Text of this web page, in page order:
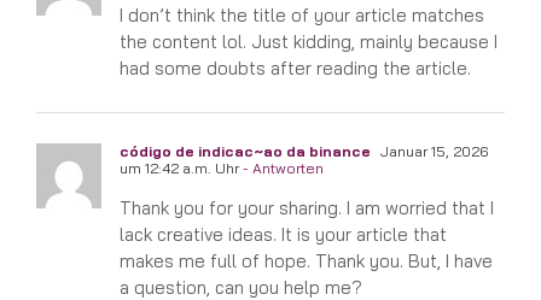
I don’t think the title of your article matches
the content lol. Just kidding, mainly because I
had some doubts after reading the article.
código de indicac~ao da binance Januar 15, 2026
um 12:42 a.m. Uhr- Antworten
Thank you for your sharing. I am worried that I
lack creative ideas. It is your article that
makes me full of hope. Thank you. But, I have
a question, can you help me?